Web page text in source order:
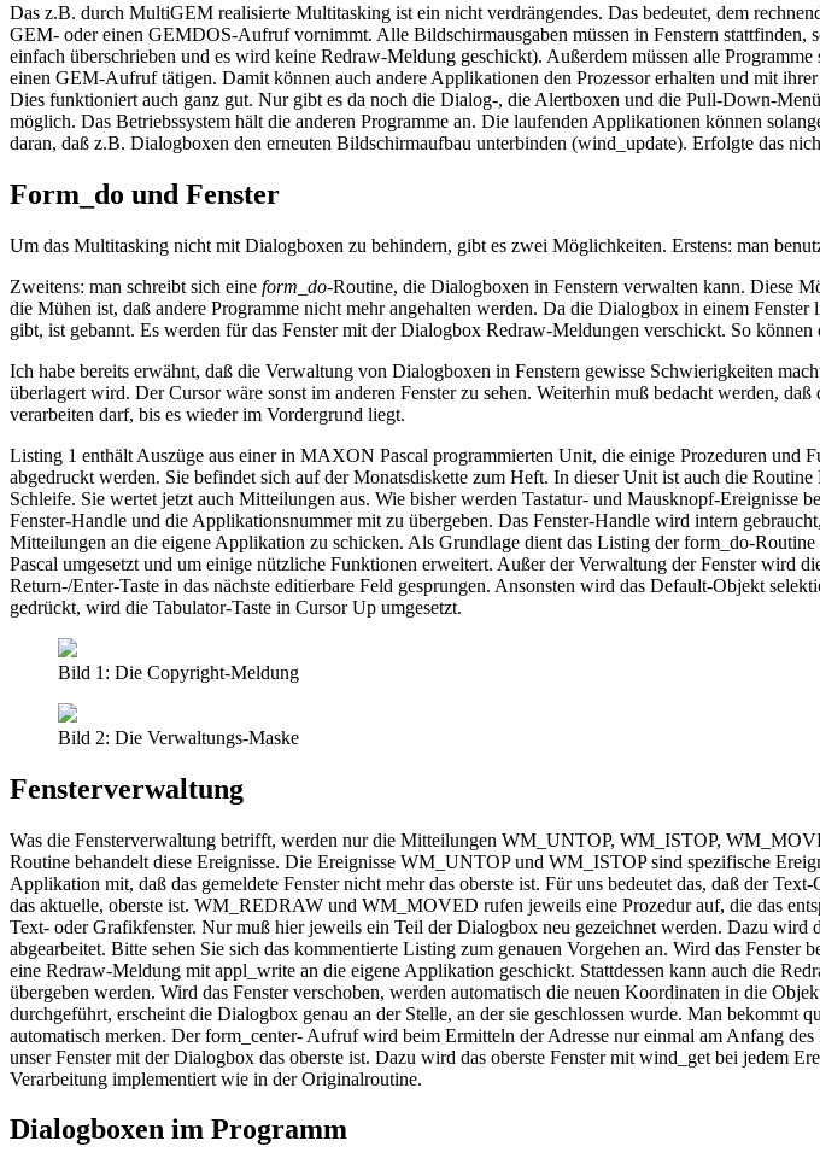
Das z.B. durch MultiGEM realisierte Multitasking ist ein nicht verdrängendes. Das bedeutet, dem
GEM- oder einen GEMDOS-Aufruf vornimmt. Alle Bildschirmausgaben müssen in Fenstern
einfach überschrieben und es wird keine Redraw-Meldung geschickt). Außerdem müssen alle
einen GEM-Aufruf tätigen. Damit können auch andere Applikationen den Prozessor erhalten und mit
Dies funktioniert auch ganz gut. Nur gibt es da noch die Dialog-, die Alertboxen und die Pull-Down-
möglich. Das Betriebssystem hält die anderen Programme an. Die laufenden Applikationen können
daran, daß z.B. Dialogboxen den erneuten Bildschirmaufbau unterbinden (wind_update). Erfolgte das
Form_do und Fenster
Um das Multitasking nicht mit Dialogboxen zu behindern, gibt es zwei Möglichkeiten. Erstens: man
Zweitens: man schreibt sich eine form_do-Routine, die Dialogboxen in Fenstern verwalten kann. Diese
die Mühen ist, daß andere Programme nicht mehr angehalten werden. Da die Dialogbox in einem
gibt, ist gebannt. Es werden für das Fenster mit der Dialogbox Redraw-Meldungen verschickt. So
Ich habe bereits erwähnt, daß die Verwaltung von Dialogboxen in Fenstern gewisse Schwierigkeiten
überlagert wird. Der Cursor wäre sonst im anderen Fenster zu sehen. Weiterhin muß bedacht werden,
verarbeiten darf, bis es wieder im Vordergrund liegt.
Listing 1 enthält Auszüge aus einer in MAXON Pascal programmierten Unit, die einige Prozeduren
abgedruckt werden. Sie befindet sich auf der Monatsdiskette zum Heft. In dieser Unit ist auch die
Schleife. Sie wertet jetzt auch Mitteilungen aus. Wie bisher werden Tastatur- und Mausknopf-Ereignisse
Fenster-Handle und die Applikationsnummer mit zu übergeben. Das Fenster-Handle wird intern
Mitteilungen an die eigene Applikation zu schicken. Als Grundlage dient das Listing der form_do-
Pascal umgesetzt und um einige nützliche Funktionen erweitert. Außer der Verwaltung der Fenster
Return-/Enter-Taste in das nächste editierbare Feld gesprungen. Ansonsten wird das Default-Objekt
gedrückt, wird die Tabulator-Taste in Cursor Up umgesetzt.
Bild 1: Die Copyright-Meldung
Bild 2: Die Verwaltungs-Maske
Fensterverwaltung
Was die Fensterverwaltung betrifft, werden nur die Mitteilungen WM_UNTOP, WM_ISTOP,
Routine behandelt diese Ereignisse. Die Ereignisse WM_UNTOP und WM_ISTOP sind spezifische
Applikation mit, daß das gemeldete Fenster nicht mehr das oberste ist. Für uns bedeutet das, daß der
das aktuelle, oberste ist. WM_REDRAW und WM_MOVED rufen jeweils eine Prozedur auf, die das
Text- oder Grafikfenster. Nur muß hier jeweils ein Teil der Dialogbox neu gezeichnet werden. Dazu
abgearbeitet. Bitte sehen Sie sich das kommentierte Listing zum genauen Vorgehen an. Wird das
eine Redraw-Meldung mit appl_write an die eigene Applikation geschickt. Stattdessen kann auch die
übergeben werden. Wird das Fenster verschoben, werden automatisch die neuen Koordinaten in die
durchgeführt, erscheint die Dialogbox genau an der Stelle, an der sie geschlossen wurde. Man
automatisch merken. Der form_center- Aufruf wird beim Ermitteln der Adresse nur einmal am Anfang
unser Fenster mit der Dialogbox das oberste ist. Dazu wird das oberste Fenster mit wind_get bei jedem
Verarbeitung implementiert wie in der Originalroutine.
Dialogboxen im Programm